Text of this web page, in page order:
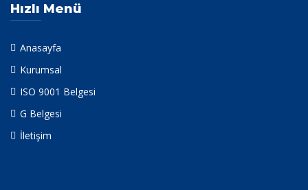
Hızlı Menü
Anasayfa
Kurumsal
ISO 9001 Belgesi
G Belgesi
İletişim